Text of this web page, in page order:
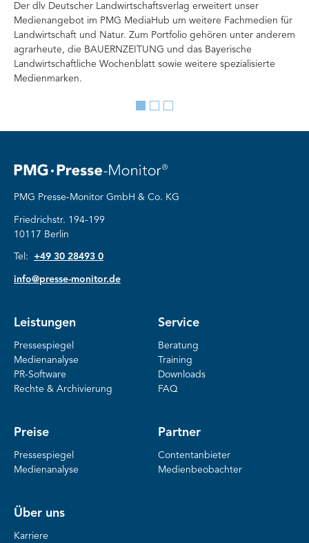
Der dlv Deutscher Landwirtschaftsverlag erweitert unser
Medienangebot im PMG MediaHub um weitere Fachmedien für
Landwirtschaft und Natur. Zum Portfolio gehören unter anderem
agrarheute, die BAUERNZEITUNG und das Bayerische
Landwirtschaftliche Wochenblatt sowie weitere spezialisierte
Medienmarken.
Go
slide
Go
slide
Go
slide
PMG Presse-Monitor GmbH & Co. KG
Friedrichstr. 194-199
10117 Berlin
Tel: +49 30 28493 0
info@presse-monitor.de
Leistungen
Pressespiegel
Medienanalyse
PR-Software
Rechte & Archivierung
Service
Beratung
Training
Downloads
FAQ
Preise
Pressespiegel
Medienanalyse
Partner
Contentanbieter
Medienbeobachter
Über uns
Karriere